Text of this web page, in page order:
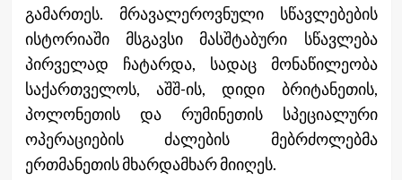
გამართეს. მრავალეროვნული სწავლებების
ისტორიაში მსგავსი მასშტაბური სწავლება
პირველად ჩატარდა, სადაც მონაწილეობა
საქართველოს, აშშ-ის, დიდი ბრიტანეთის,
პოლონეთის და რუმინეთის სპეციალური
ოპერაციების ძალების მებრძოლებმა
ერთმანეთის მხარდამხარ მიიღეს.